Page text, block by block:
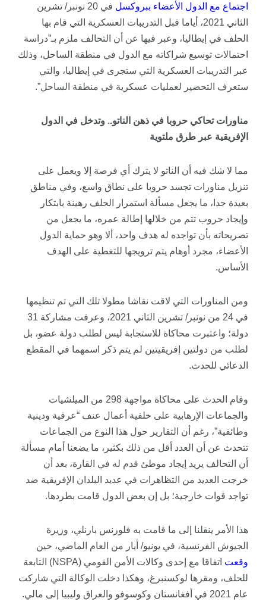
اجتماع مع الدول الأعضاء ببروكسل
في 20 نونبر/ تشرين
الثاني 2021، أياما قبل التدريبات العسكرية التي قام بها
الحلف في إيطاليا، وعبر فيها عن أن التحالف ملزم بـ”دراسة
احتمالات توسيع شراكاته مع الدول في منطقة الساحل، وذلك
عبر التدريبات العسكرية التي ستجرى في إيطاليا، والتي
ستعرف التحضير لعمليات عسكرية في منطقة الساحل”.
مناورات تحاكي حروبا في ذهن الناتو.. وتدخل في الدول
الإفريقية عبر طرق ملتوية
مما لا شك فيه أن الناتو لا يترك أي فرصة إلا ويعمل على
تنزيل مناورات تجسد حروبا على نطاق واسع، وفي مناطق
بعيدة جدا، ما يجعل مسألة استمرار الحلف رهينة بابتكار
وإيجاد حروب تتم من خلالها إطالة عمره، ما يجعل من
تصريحاته بأن تواجده له هدف واحد، ألا وهو حماية الدول
الأعضاء، مجرد أوهام يتم ترويجها للتغطية على الهدف
الأساس.
ومن المناورات التي لاقت نقاشا مطولا تلك التي تم تنظيمها
في 24 من نونبر/ تشرين الثاني 2021، وعرفت مشاركة 31
دولة؛ واعتبرت محاكاة للاستجابة ليس لطلب دولة عضو، بل
لطلب من دولتين إفريقيتين لم يتم ذكر اسمهما في المقطع
الدعائي للحدث.
وقام الحدث على محاكاة مواجهة 298 من الميلشيات
والجماعات الإرهابية على خلفية أعمال عنف “عرقية ودينية
وطائفية”، رغم أن التقارير حول هذا النوع من الجماعات
تتحدث عن أن العدد أقل من ذلك بكثير، ما يضعنا أمام مسألة
أن التحالف يريد إيجاد موطئ قدم له في القارة، بعد أن
خرجت العديد من التظاهرات في عديد البلدان الإفريقية ضد
تواجد قوات خارجية؛ بل إن بعض الدول قامت بطردها.
هذا الأمر ينقلنا إلى ما قامت به فلورنس بارنلي، وزيرة
الجيوش الفرنسية، في يونيو/ أيار من العام الماضي، حين
وقعت
اتفاقا مع إحدى وكالات الأمن القومي (NSPA) التابعة
للحلف، ومقرها لوكسنبرغ، وهكذا دخلت الوكالة التي شاركت
عام 2021 في أفغانستان وكوسوفو والعراق وليبيا إلى مالي.